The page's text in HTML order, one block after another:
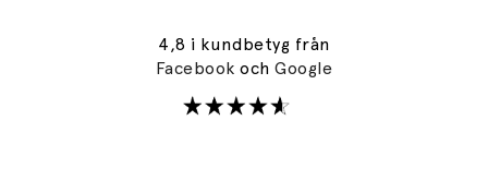
4,8 i kundbetyg från
FacebookochGoogle